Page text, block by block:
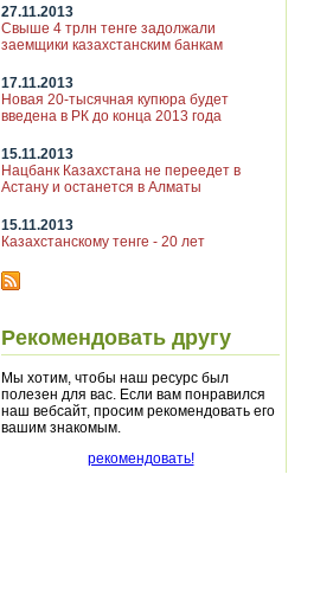
27.11.2013
Свыше 4 трлн тенге задолжали
заемщики казахстанским банкам
17.11.2013
Новая 20-тысячная купюра будет
введена в РК до конца 2013 года
15.11.2013
Нацбанк Казахстана не переедет в
Астану и останется в Алматы
15.11.2013
Казахстанскому тенге - 20 лет
Рекомендовать другу
Мы хотим, чтобы наш ресурс был
полезен для вас. Если вам понравился
наш вебсайт, просим рекомендовать его
вашим знакомым.
рекомендовать!